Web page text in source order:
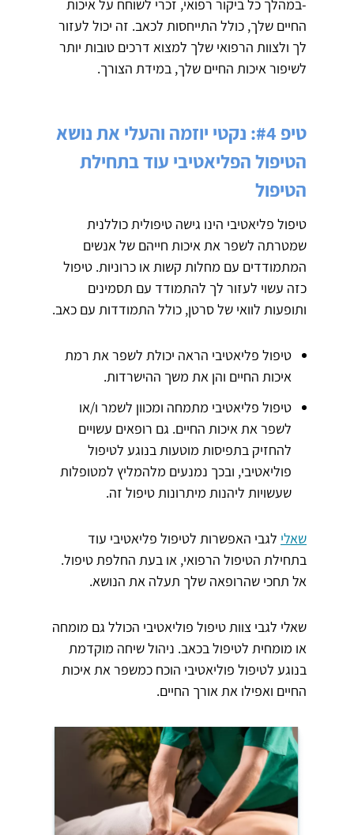
-במהלך כל ביקור רפואי, זכרי לשוחח על איכות
החיים שלך, כולל התייחסות לכאב. זה יכול לעזור
לך ולצוות הרפואי שלך למצוא דרכים טובות יותר
לשיפור איכות החיים שלך, במידת הצורך.
טיפ #4: נקטי יוזמה והעלי את נושא
הטיפול הפליאטיבי עוד בתחילת
הטיפול
טיפול פליאטיבי הינו גישה טיפולית כוללנית
שמטרתה לשפר את איכות חייהם של אנשים
המתמודדים עם מחלות קשות או כרוניות. טיפול
כזה עשוי לעזור לך להתמודד עם תסמינים
ותופעות לוואי של סרטן, כולל התמודדות עם כאב.
טיפול פליאטיבי הראה יכולת לשפר את רמת
איכות החיים והן את משך ההישרדות.
טיפול פליאטיבי מתמחה ומכוון לשמר ו/או
לשפר את איכות החיים. גם רופאים עשויים
להחזיק בתפיסות מוטעות בנוגע לטיפול
פוליאטיבי, ובכך נמנעים מלהמליץ למטופלות
שעשויות ליהנות מיתרונות טיפול זה.
שאלי לגבי האפשרות לטיפול פליאטיבי עוד
בתחילת הטיפול הרפואי, או בעת החלפת טיפול.
אל תחכי שהרופאה שלך תעלה את הנושא.
שאלי לגבי צוות טיפול פוליאטיבי הכולל גם מומחה
או מומחית לטיפול בכאב. ניהול שיחה מוקדמת
בנוגע לטיפול פוליאטיבי הוכח כמשפר את איכות
החיים ואפילו את אורך החיים.